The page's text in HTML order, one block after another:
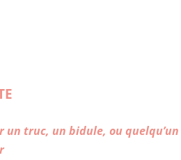
un truc, un bidule, ouquelqu’un